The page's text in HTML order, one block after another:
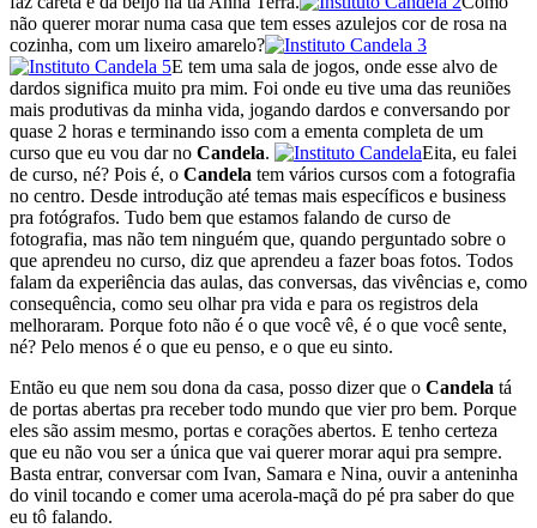
não querer morar numa casa que tem esses azulejos cor de rosa na
cozinha, com um lixeiro amarelo?
E tem uma sala de jogos, onde esse alvo de
dardos significa muito pra mim. Foi onde eu tive uma das reuniões
mais produtivas da minha vida, jogando dardos e conversando por
quase 2 horas e terminando isso com a ementa completa de um
curso que eu vou dar no Candela.
Eita, eu falei
de curso, né? Pois é, o Candela tem vários cursos com a fotografia
no centro. Desde introdução até temas mais específicos e business
pra fotógrafos. Tudo bem que estamos falando de curso de
fotografia, mas não tem ninguém que, quando perguntado sobre o
que aprendeu no curso, diz que aprendeu a fazer boas fotos. Todos
falam da experiência das aulas, das conversas, das vivências e, como
consequência, como seu olhar pra vida e para os registros dela
melhoraram. Porque foto não é o que você vê, é o que você sente,
né? Pelo menos é o que eu penso, e o que eu sinto.
Então eu que nem sou dona da casa, posso dizer que o Candela tá
de portas abertas pra receber todo mundo que vier pro bem. Porque
eles são assim mesmo, portas e corações abertos. E tenho certeza
que eu não vou ser a única que vai querer morar aqui pra sempre.
Basta entrar, conversar com Ivan, Samara e Nina, ouvir a anteninha
do vinil tocando e comer uma acerola-maçã do pé pra saber do que
eu tô falando.